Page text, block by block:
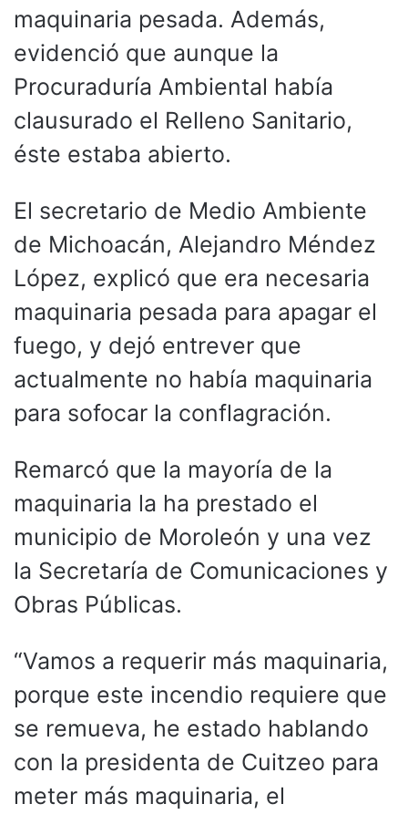
maquinaria pesada. Además,
evidenció que aunque la
Procuraduría Ambiental había
clausurado el Relleno Sanitario,
éste estaba abierto.
El secretario de Medio Ambiente
de Michoacán, Alejandro Méndez
López, explicó que era necesaria
maquinaria pesada para apagar el
fuego, y dejó entrever que
actualmente no había maquinaria
para sofocar la conflagración.
Remarcó que la mayoría de la
maquinaria la ha prestado el
municipio de Moroleón y una vez
la Secretaría de Comunicaciones y
Obras Públicas.
“Vamos a requerir más maquinaria,
porque este incendio requiere que
se remueva, he estado hablando
con la presidenta de Cuitzeo para
meter más maquinaria, el